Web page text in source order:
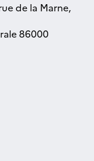
de la Marne,
86000